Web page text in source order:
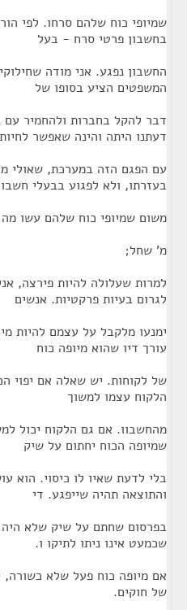
שמיופי כוח שלהם סרחו. לפי
בחשבון פרטי סרח - בעל
החשבון נפגע. אני מודה
המשפטים הציע בסופו של
דבר להקל בחברות ולהחמיר עם
דעתנו היתה והינה שאפשר לחיות
עם הפגם הזה במערכת, שאולי
בעזרתו, ולא לפגוע בבעלי
משום שמיופי כוח שלהם עשו
מ' שחל;
למרות שעלולה להיות פירצה,
לגרום בעיות פרקטיות. אנשים
ימנעו מלקבל על עצמם להיות
עורך דיו שהוא מיופה כוח
של לקוחות. יש שאלה אם יפוי
הלקוח עצמו למשוך
מהחשבוו. אם גם הלקוח יכול
שמיופה הכוח יחתום על שיק
בלי לדעת שאיו לו כיסוי. הוא
והתוצאה תהיה שייפגע. די
בפרסום שחתם על שיק שלא היה
שכמעט אינו ניתו לתיקו ו.
אם מיופה כוח פעל שלא כשורה,
של חוקים.